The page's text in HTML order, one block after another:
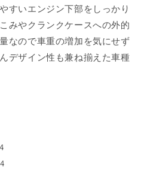
すいエンジン下部をしっかり
みやクランクケースへの外的
なので車重の増加を気にせず
デザイン性も兼ね揃えた車種